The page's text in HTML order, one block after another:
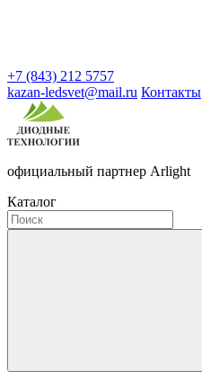
+7 (843) 212 5757
kazan-ledsvet@mail.ru Контакты
официальный партнер Arlight
Каталог